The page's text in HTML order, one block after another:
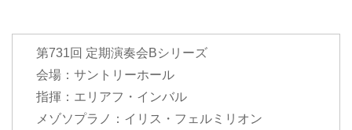
第731回 定期演奏会Bシリーズ
会場：サントリーホール
指揮：エリアフ・インバル
メゾソプラノ：イリス・フェルミリオン